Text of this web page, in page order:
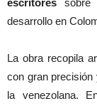
desarrollo en
La obra recopila
con gran precisión
la venezolana.